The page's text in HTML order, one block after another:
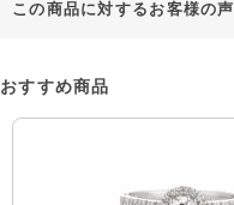
この商品に対するお客様の声
おすすめ商品